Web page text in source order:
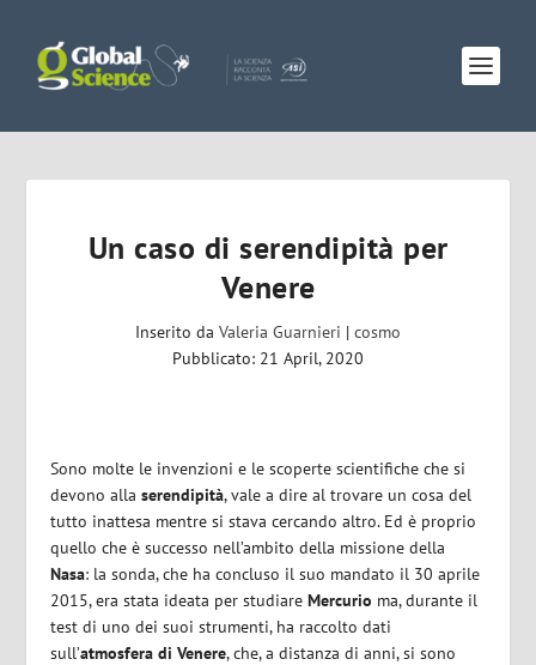
Un caso di serendipità per
Venere
Inserito da Valeria Guarnieri | cosmo
Pubblicato: 21 April, 2020
Sono molte le invenzioni e le scoperte scientifiche che si
devono allaserendipità, vale a dire al trovare un cosa del
tutto inattesa mentre si stava cercando altro. Ed è proprio
quello che è successo nell’ambito della missione della
Nasa: la sonda, che ha concluso il suo mandato il 30 aprile
2015, era stata ideata per studiareMercurio ma, durante il
test di uno dei suoi strumenti, ha raccolto dati
sull’atmosfera di Venere, che, a distanza di anni, si sono